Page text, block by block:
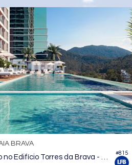
ALTO PADRÃO
#1.247
BRAVA
Edifício Oyster Praia Brava